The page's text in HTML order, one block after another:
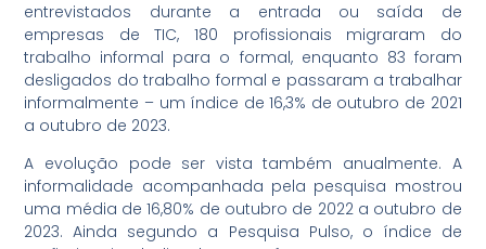
entrevistados durante a entrada ou saída de
empresas de TIC, 180 profissionais migraram do
trabalho informal para o formal, enquanto 83 foram
desligados do trabalho formal e passaram a trabalhar
informalmente – um índice de 16,3% de outubro de 2021
a outubro de 2023.
A evolução pode ser vista também anualmente. A
informalidade acompanhada pela pesquisa mostrou
uma média de 16,80% de outubro de 2022 a outubro de
2023. Ainda segundo a Pesquisa Pulso, o índice de